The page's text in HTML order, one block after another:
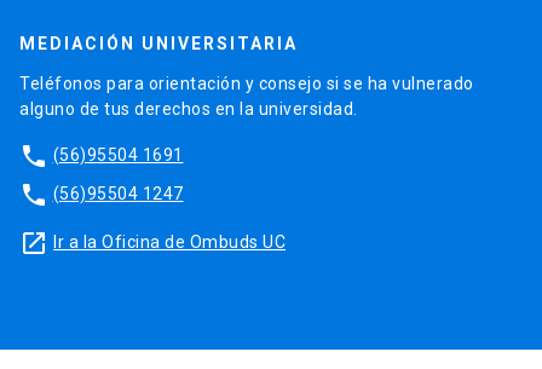
MEDIACIÓN UNIVERSITARIA
Teléfonos para orientación y consejo si se ha vulnerado
alguno de tus derechos en la universidad.
phone (56)95504 1691
phone (56)95504 1247
launch Ir a la Oficina de Ombuds UC